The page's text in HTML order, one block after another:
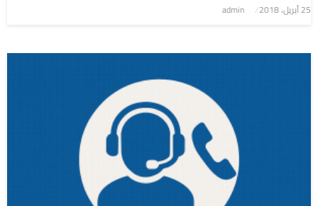
نُشر
25 أبريل، 2018 admin